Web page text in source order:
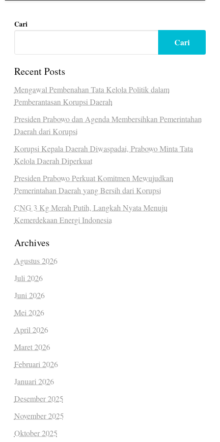
Cari
Cari
Recent Posts
Mengawal Pembenahan Tata Kelola Politik dalam
Pemberantasan Korupsi Daerah
Presiden Prabowo dan Agenda Membersihkan Pemerintahan
Daerah dari Korupsi
Korupsi Kepala Daerah Diwaspadai, Prabowo Minta Tata
Kelola Daerah Diperkuat
Presiden Prabowo Perkuat Komitmen Mewujudkan
Pemerintahan Daerah yang Bersih dari Korupsi
CNG 3 Kg Merah Putih, Langkah Nyata Menuju
Kemerdekaan Energi Indonesia
Archives
Agustus 2026
Juli 2026
Juni 2026
Mei 2026
April 2026
Maret 2026
Februari 2026
Januari 2026
Desember 2025
November 2025
Oktober 2025